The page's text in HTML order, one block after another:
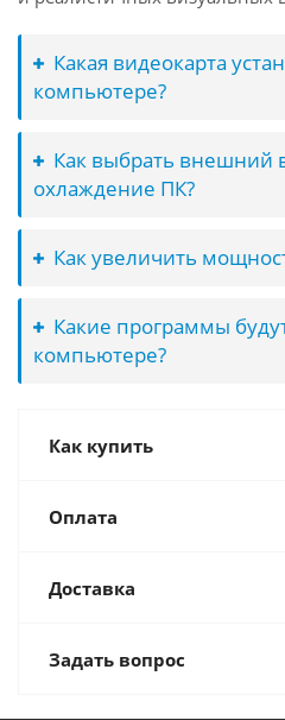
Какая видеокарта
компьютере?
Как выбрать внешний
охлаждение ПК?
Как увеличить
Какие программы
компьютере?
Как купить
Оплата
Доставка
Задать вопрос